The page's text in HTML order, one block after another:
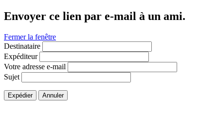
Envoyer ce lien par e-mail à un ami.
Fermer la fenêtre
Destinataire
Expéditeur
Votre adresse e-mail
Sujet
Expédier Annuler